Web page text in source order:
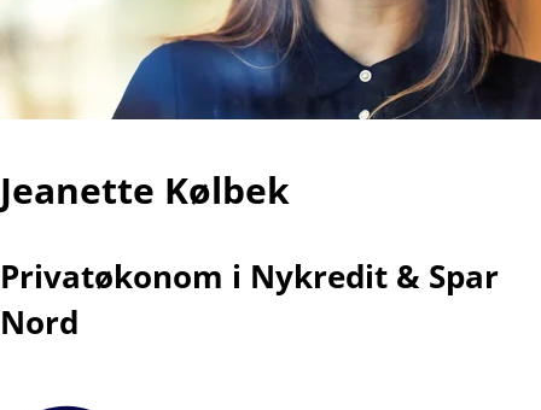
Jeanette Kølbek
Privatøkonom i Nykredit & Spar
Nord